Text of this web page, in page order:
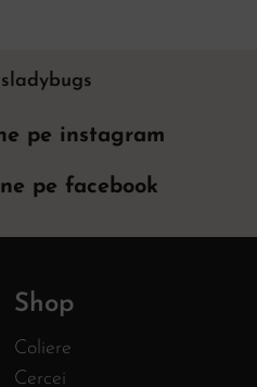
pe instagram
pe facebook
Shop
Coliere
Cercei